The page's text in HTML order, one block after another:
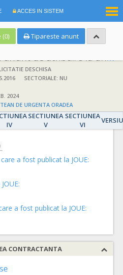
ACCES IN SISTEM
Tipareste anunt
Achizitie atribuita prin anunt de atribuire la anunt de participare
DESCHISA
SECTORIALE: NU
2024
DE URGENTA ORADEA
IV
SECTIUNEA
V
SECTIUNEA
VI
a fost publicat la JOUE:
a fost publicat la JOUE:
CONTRACTANTA